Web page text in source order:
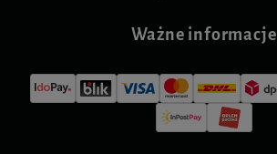
Ważne informacje